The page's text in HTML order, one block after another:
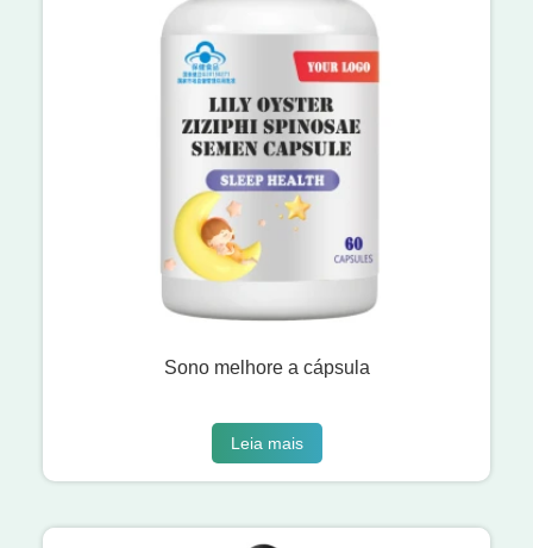
Sono melhore a cápsula
Leia mais